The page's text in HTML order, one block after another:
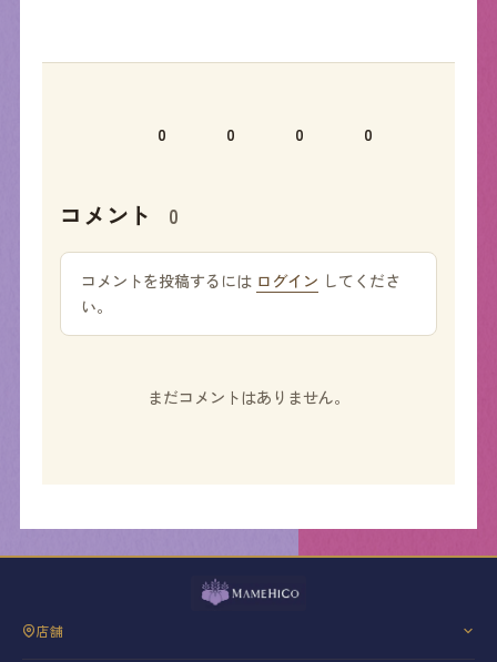
0 0 0 0
コメント 0
コメントを投稿するには ログイン してくださ
い。
まだコメントはありません。
店舗